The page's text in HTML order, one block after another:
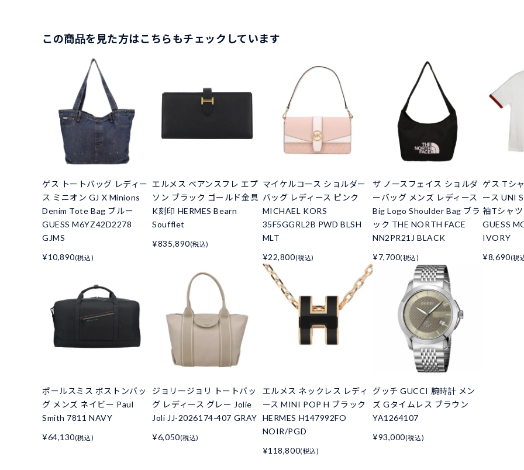
この商品を見た方はこちらもチェックしています
ゲス トートバッグ レディー
ス ミニオン GJ X Minions
Denim Tote Bag ブルー
GUESS M6YZ42D2278
GJMS
¥10,890(税込)
エルメス ベアンスフレ エプ
ソン ブラック ゴールド金具
K刻印 HERMES Bearn
Soufflet
¥835,890(税込)
マイケルコース ショルダー
バッグ レディース ピンク
MICHAEL KORS
35F5GGRL2B PWD BLSH
MLT
¥22,800(税込)
ザ ノースフェイス ショルダ
ーバッグ メンズ レディース
Big Logo Shoulder Bag ブラ
ック THE NORTH FACE
NN2PR21J BLACK
¥7,700(税込)
ゲス Tシ
ース UNI
袖Tシャ
GUESS
IVORY
¥8,690(税
ポールスミス ボストンバッ
グ メンズ ネイビー Paul
Smith 7811 NAVY
¥64,130(税込)
ジョリージョリ トートバッ
グ レディース グレー Jolie
Joli JJ-2026174-407 GRAY
¥6,050(税込)
エルメス ネックレス レディ
ース MINI POP H ブラック
HERMES H147992FO
NOIR/PGD
¥118,800(税込)
グッチ GUCCI 腕時計 メン
ズ Gタイムレス ブラウン
YA1264107
¥93,000(税込)